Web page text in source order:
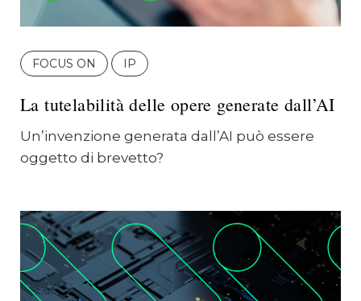
FOCUS ON IP
La tutelabilità delle opere generate dall’AI
Un’invenzione generata dall’AI può essere
oggetto di brevetto?